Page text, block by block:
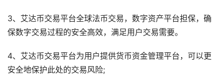
3、艾达币交易平台全球法币交易，数字资产平台担保，确
保数字交易过程的安全高效，满足用户交易需要。
4、艾达币交易平台为用户提供货币资金管理平台，可以更
安全地保护此处的交易风险;